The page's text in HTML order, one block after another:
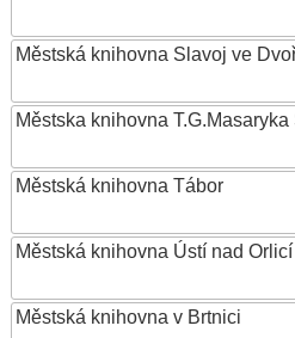
Městská knihovna Slavoj ve
Městska knihovna
Městská knihovna Tábor
Městská knihovna Ústí nad Orlicí
Městská knihovna v Brtnici